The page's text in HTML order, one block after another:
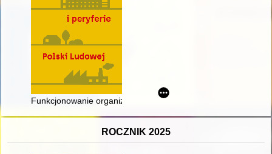
Funkcjonowanie organizacji wyższego użytku publicznego na
ROCZNIK 2025